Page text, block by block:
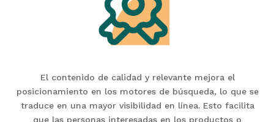
El contenido de calidad y relevante mejora el
posicionamiento en los motores de búsqueda, lo que se
traduce en una mayor visibilidad en línea. Esto facilita
que las personas interesadas en los productos o